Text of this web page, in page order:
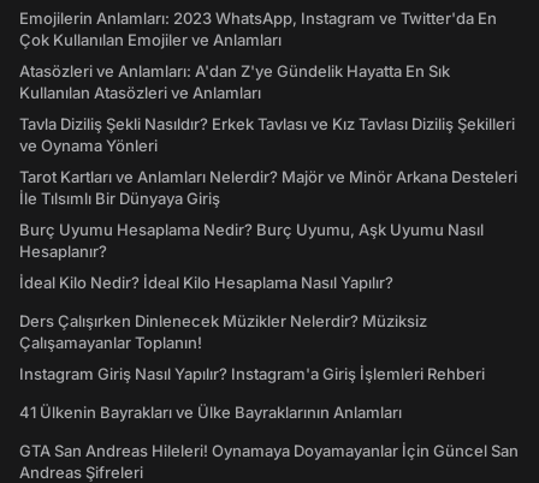
Emojilerin Anlamları: 2023 WhatsApp, Instagram ve Twitter'da En
Çok Kullanılan Emojiler ve Anlamları
Atasözleri ve Anlamları: A'dan Z'ye Gündelik Hayatta En Sık
Kullanılan Atasözleri ve Anlamları
Tavla Diziliş Şekli Nasıldır? Erkek Tavlası ve Kız Tavlası Diziliş Şekilleri
ve Oynama Yönleri
Tarot Kartları ve Anlamları Nelerdir? Majör ve Minör Arkana Desteleri
İle Tılsımlı Bir Dünyaya Giriş
Burç Uyumu Hesaplama Nedir? Burç Uyumu, Aşk Uyumu Nasıl
Hesaplanır?
İdeal Kilo Nedir? İdeal Kilo Hesaplama Nasıl Yapılır?
Ders Çalışırken Dinlenecek Müzikler Nelerdir? Müziksiz
Çalışamayanlar Toplanın!
Instagram Giriş Nasıl Yapılır? Instagram'a Giriş İşlemleri Rehberi
41 Ülkenin Bayrakları ve Ülke Bayraklarının Anlamları
GTA San Andreas Hileleri! Oynamaya Doyamayanlar İçin Güncel San
Andreas Şifreleri